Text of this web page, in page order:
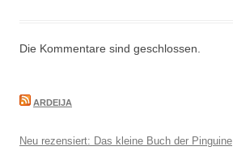
Die Kommentare sind geschlossen.
ARDEIJA
Neu rezensiert: Das kleine Buch der Pinguine